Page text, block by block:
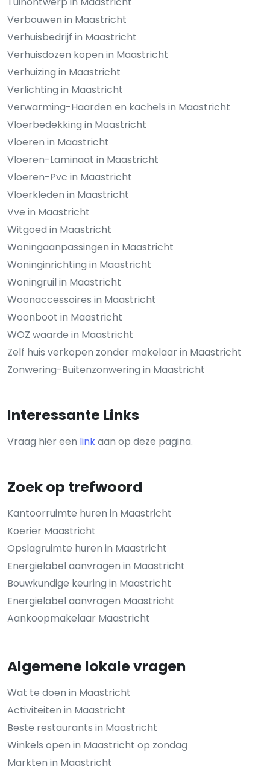
Verbouwen in Maastricht
Verhuisbedrijf in Maastricht
Verhuisdozen kopen in Maastricht
Verhuizing in Maastricht
Verlichting in Maastricht
Verwarming-Haarden en kachels in Maastricht
Vloerbedekking in Maastricht
Vloeren in Maastricht
Vloeren-Laminaat in Maastricht
Vloeren-Pvc in Maastricht
Vloerkleden in Maastricht
Vve in Maastricht
Witgoed in Maastricht
Woningaanpassingen in Maastricht
Woninginrichting in Maastricht
Woningruil in Maastricht
Woonaccessoires in Maastricht
Woonboot in Maastricht
WOZ waarde in Maastricht
Zelf huis verkopen zonder makelaar in Maastricht
Zonwering-Buitenzonwering in Maastricht
Interessante Links
Vraag hier een linkaan op deze pagina.
Zoek op trefwoord
Kantoorruimte huren in Maastricht
Koerier Maastricht
Opslagruimte huren in Maastricht
Energielabel aanvragen in Maastricht
Bouwkundige keuring in Maastricht
Energielabel aanvragen Maastricht
Aankoopmakelaar Maastricht
Algemene lokale vragen
Wat te doen in Maastricht
Activiteiten in Maastricht
Beste restaurants in Maastricht
Winkels open in Maastricht op zondag
Markten in Maastricht